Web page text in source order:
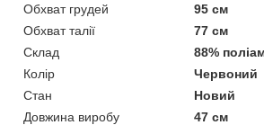
Обхват грудей
95 см
Обхват талії
77 см
Склад
88%
Колір
Червоний
Стан
Новий
Довжина виробу
47 см